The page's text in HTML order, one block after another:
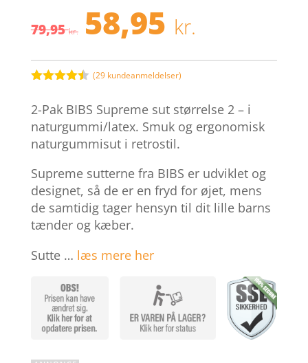
79,95kr. Den
oprindelige
pris
var:
79,95 kr..
58,95 kr.
pris
er:
ud af 5
baseret
på
kundebedø
(29 kundeanmeldelser)
2-Pak BIBS Supreme sut størrelse 2 – i
naturgummi/latex. Smuk og ergonomisk
naturgummisut i retrostil.
Supreme sutterne fra BIBS er udviklet og
designet, så de er en fryd for øjet, mens
de samtidig tager hensyn til dit lille barns
tænder og kæber.
Sutte … læs mere her